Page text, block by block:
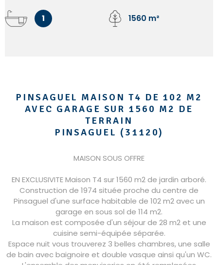
1 1560 m²
PINSAGUEL MAISON T4 DE 102 M2
AVEC GARAGE SUR 1560 M2 DE
TERRAIN
PINSAGUEL (31120)
MAISON SOUS OFFRE
EN EXCLUSIVITE Maison T4 sur 1560 m2 de jardin arboré.
Construction de 1974 située proche du centre de
Pinsaguel d'une surface habitable de 102 m2 avec un
garage en sous sol de 114 m2.
La maison est composée d'un séjour de 28 m2 et une
cuisine semi-équipée séparée.
Espace nuit vous trouverez 3 belles chambres, une salle
de bain avec baignoire et double vasque ainsi qu'un WC.